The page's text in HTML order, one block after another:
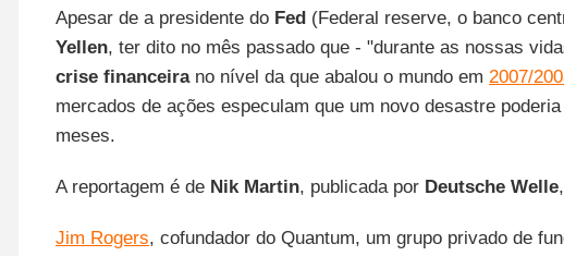
Apesar de a presidente do Fed(Federal reserve, o banco
Yellen, ter dito no mês passado que - "durante as nossas
crise financeirano nível da que abalou o mundo em 2007/
mercados de ações especulam que um novo desastre
meses.
A reportagem é de Nik Martin, publicada por Deutsche Welle
Jim Rogers, cofundador do Quantum, um grupo privado de